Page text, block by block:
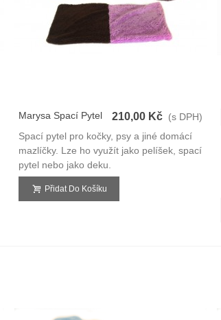
Marysa Spací Pytel
210,00 Kč (s DPH)
Spací pytel pro kočky, psy a jiné domácí
mazlíčky. Lze ho využít jako pelíšek, spací
pytel nebo jako deku.
Přidat Do Košíku